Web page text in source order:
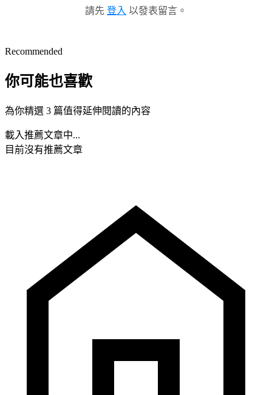
請先 登入 以發表留言。
Recommended
你可能也喜歡
為你精選 3 篇值得延伸閱讀的內容
載入推薦文章中...
目前沒有推薦文章